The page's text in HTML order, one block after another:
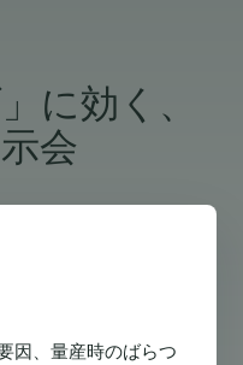
に効く、
会
因、量産時のばらつ